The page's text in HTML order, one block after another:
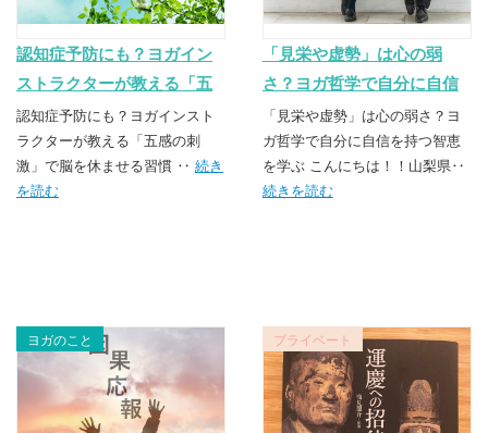
認知症予防にも？ヨガイン
ストラクターが教える「五
感の刺激」で脳を休ませる
習慣～山梨昭和ヨガ教室
認知症予防にも？ヨガインスト
ラクターが教える「五感の刺
激」で脳を休ませる習慣 ‥ 続き
を読む
「見栄や虚勢」は心の弱
さ？ヨガ哲学で自分に自信
を持つ智恵を学ぶ～山梨県
昭和町ヨガ教室
「見栄や虚勢」は心の弱さ？ヨ
ガ哲学で自分に自信を持つ智恵
を学ぶ こんにちは！！山梨県‥
続きを読む
ヨガのこと プライベート